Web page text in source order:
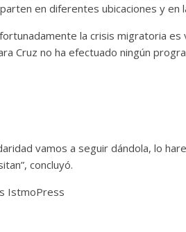
en diferentes ubicaciones y en
la crisis migratoria es
Cruz no ha efectuado ningún
vamos a seguir dándola, lo
concluyó.
IstmoPress